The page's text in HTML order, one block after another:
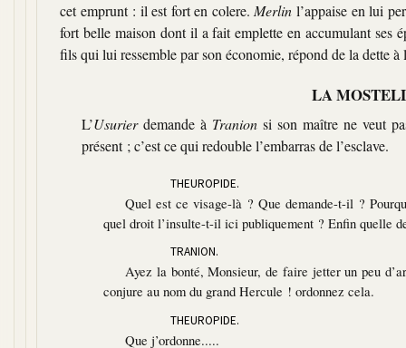
cet emprunt : il est fort en colere.Merlin l’appaise en lui
fort belle maison dont il a fait emplette en accumulant ses
fils qui lui ressemble par son économie, répond de la dette
LA
L’Usurierdemande à Tranionsi son maître ne veut
présent ; c’est ce qui redouble l’embarras de l’esclave.
THEUROPIDE.
Quel est ce visage-là ? Que demande-t-il ?
quel droit l’insulte-t-il ici publiquement ? Enfin quelle
TRANION.
Ayez la bonté, Monsieur, de faire jetter un peu
conjure au nom du grand Hercule ! ordonnez cela.
THEUROPIDE.
Que j’ordonne.....